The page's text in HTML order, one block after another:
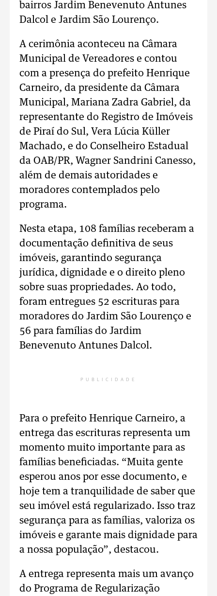
bairros Jardim Benevenuto Antunes
Dalcol e Jardim São Lourenço.
A cerimônia aconteceu na Câmara
Municipal de Vereadores e contou
com a presença do prefeito Henrique
Carneiro, da presidente da Câmara
Municipal, Mariana Zadra Gabriel, da
representante do Registro de Imóveis
de Piraí do Sul, Vera Lúcia Küller
Machado, e do Conselheiro Estadual
da OAB/PR, Wagner Sandrini Canesso,
além de demais autoridades e
moradores contemplados pelo
programa.
Nesta etapa, 108 famílias receberam a
documentação definitiva de seus
imóveis, garantindo segurança
jurídica, dignidade e o direito pleno
sobre suas propriedades. Ao todo,
foram entregues 52 escrituras para
moradores do Jardim São Lourenço e
56 para famílias do Jardim
Benevenuto Antunes Dalcol.
PUBLICIDADE
Para o prefeito Henrique Carneiro, a
entrega das escrituras representa um
momento muito importante para as
famílias beneficiadas. “Muita gente
esperou anos por esse documento, e
hoje tem a tranquilidade de saber que
seu imóvel está regularizado. Isso traz
segurança para as famílias, valoriza os
imóveis e garante mais dignidade para
a nossa população”, destacou.
A entrega representa mais um avanço
do Programa de Regularização